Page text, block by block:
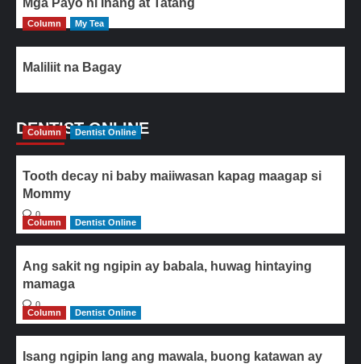
Mga Payo ni Inang at Tatang
Column My Tea
Maliliit na Bagay
DENTIST ONLINE
Column Dentist Online
Tooth decay ni baby maiiwasan kapag maagap si
Mommy
0
Column
Dentist Online
Ang sakit ng ngipin ay babala, huwag hintaying
mamaga
0
Column
Dentist Online
Isang ngipin lang ang mawala, buong katawan ay